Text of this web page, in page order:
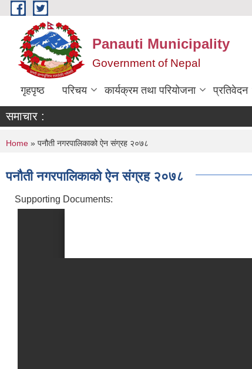
Skip to main content
Panauti Municipality
Government of Nepal
गृहपृष्ठ परिचय कार्यक्रम तथा परियोजना प्रतिवेदन
समाचार :
You are here
Home » पनौती नगरपालिकाको ऐन संग्रह २०७८
पनौती नगरपालिकाको ऐन संग्रह २०७८
Supporting Documents: